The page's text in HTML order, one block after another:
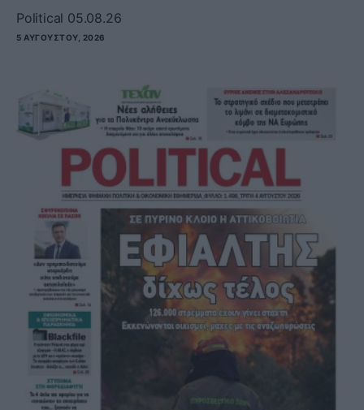
Political 05.08.26
5 ΑΥΓΟΎΣΤΟΥ, 2026